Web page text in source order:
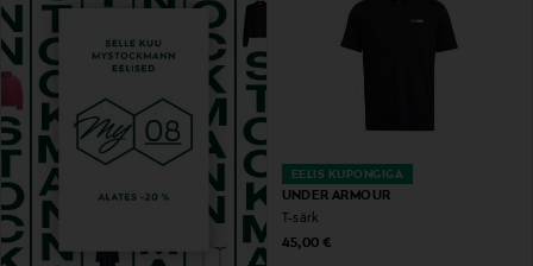
EELIS KUPONGIGA
UNDER ARMOUR
T-särk
Original Price
45,00 €